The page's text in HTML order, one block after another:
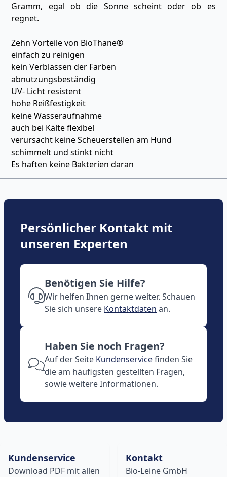
Gramm, egal ob die Sonne scheint oder ob es
regnet.
Zehn Vorteile von BioThane®
einfach zu reinigen
kein Verblassen der Farben
abnutzungsbeständig
UV- Licht resistent
hohe Reißfestigkeit
keine Wasseraufnahme
auch bei Kälte flexibel
verursacht keine Scheuerstellen am Hund
schimmelt und stinkt nicht
Es haften keine Bakterien daran
Persönlicher Kontakt mit
unseren Experten
Benötigen Sie Hilfe?
Wir helfen Ihnen gerne weiter. Schauen
Sie sich unsere Kontaktdaten an.
Haben Sie noch Fragen?
Auf der Seite Kundenservicefinden Sie
die am häufigsten gestellten Fragen,
sowie weitere Informationen.
Kundenservice
Download PDF mit allen
Kontakt
Bio-Leine GmbH